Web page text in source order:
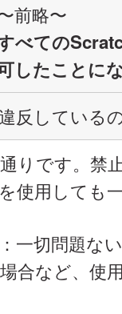
前略〜
べての
したことに
反している
りです。禁
使用しても
一切問題な
合など、使